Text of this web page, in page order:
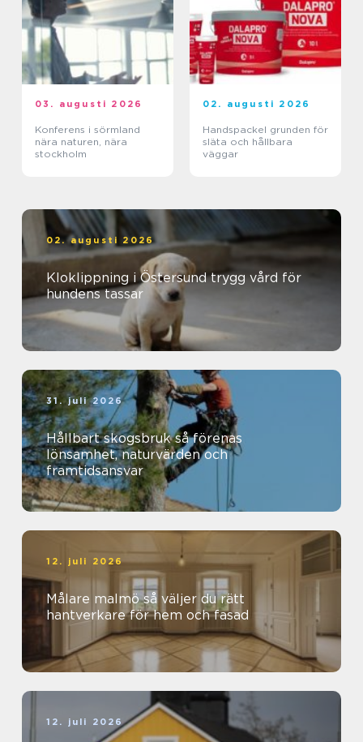
03. augusti 2026
Konferens i sörmland
nära naturen, nära
stockholm
02. augusti 2026
Handspackel grunden för
släta och hållbara
väggar
02. augusti 2026
Kloklippning i Östersund trygg vård för
hundens tassar
31. juli 2026
Hållbart skogsbruk så förenas
lönsamhet, naturvärden och
framtidsansvar
12. juli 2026
Målare malmö så väljer du rätt
hantverkare för hem och fasad
12. juli 2026